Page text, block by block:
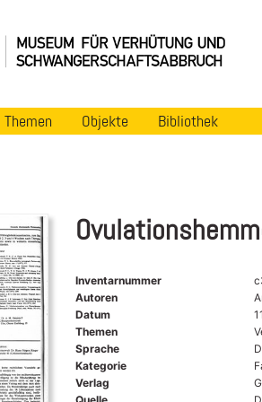
Themen Objekte Bibliothek
Inventarnummer
Autoren
Datum
Themen
Sprache
Kategorie
Verlag
Quelle